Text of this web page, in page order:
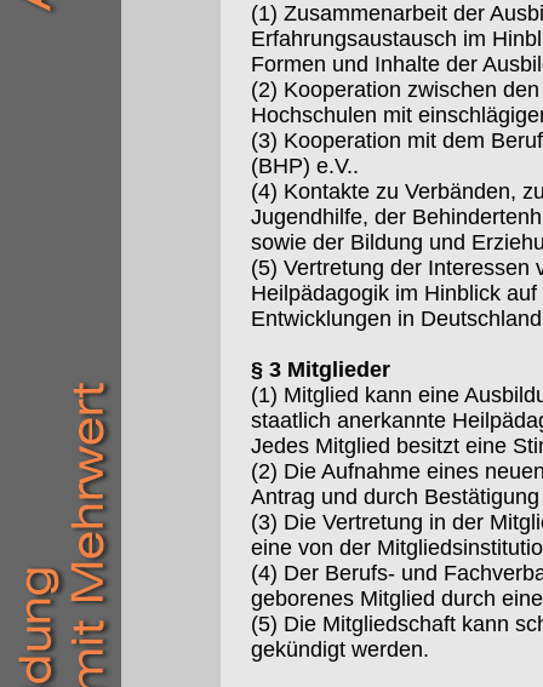
(1) Zusammenarbeit der
Erfahrungsaustausch im
Formen und Inhalte der
(2) Kooperation zwischen
Hochschulen mit
(3) Kooperation mit dem
(BHP) e.V..
(4) Kontakte zu Verbänden,
Jugendhilfe, der
sowie der Bildung und
(5) Vertretung der Interessen
Heilpädagogik im Hinblick
Entwicklungen in
§ 3 Mitglieder
(1) Mitglied kann eine
staatlich anerkannte
Jedes Mitglied besitzt eine
(2) Die Aufnahme eines
Antrag und durch
(3) Die Vertretung in der
eine von der
(4) Der Berufs- und
geborenes Mitglied durch
(5) Die Mitgliedschaft kann
gekündigt werden.